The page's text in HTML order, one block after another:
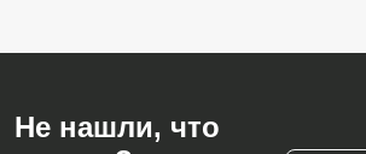
Не нашли, что